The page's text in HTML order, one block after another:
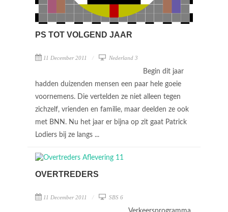
PS TOT VOLGEND JAAR
11 December 2011 Nederland 3
Begin dit jaar
hadden duizenden mensen een paar hele goeie
voornemens. Die vertelden ze niet alleen tegen
zichzelf, vrienden en familie, maar deelden ze ook
met BNN. Nu het jaar er bijna op zit gaat Patrick
Lodiers bij ze langs ...
OVERTREDERS
11 December 2011 SBS 6